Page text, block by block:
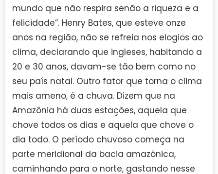
mundo que não respira senão a riqueza e a
felicidade”. Henry Bates, que esteve onze
anos na região, não se refreia nos elogios ao
clima, declarando que ingleses, habitando a
20 e 30 anos, davam-se tão bem como no
seu país natal. Outro fator que torna o clima
mais ameno, é a chuva. Dizem que na
Amazônia há duas estações, aquela que
chove todos os dias e aquela que chove o
dia todo. O período chuvoso começa na
parte meridional da bacia amazônica,
caminhando para o norte, gastando nesse